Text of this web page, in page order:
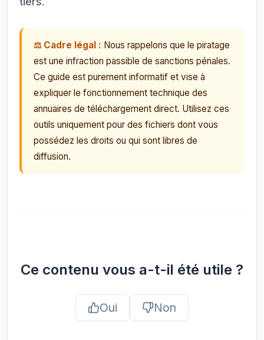
⚖️ Cadre légal : Nous rappelons que le piratage
est une infraction passible de sanctions pénales.
Ce guide est purement informatif et vise à
expliquer le fonctionnement technique des
annuaires de téléchargement direct. Utilisez ces
outils uniquement pour des fichiers dont vous
possédez les droits ou qui sont libres de
diffusion.
Ce contenu vous a-t-il été utile ?
Oui Non